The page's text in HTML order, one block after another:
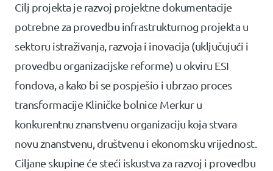
Cilj projekta je razvoj projektne dokumentacije
potrebne za provedbu infrastrukturnog projekta u
sektoru istraživanja, razvoja i inovacija (uključujući i
provedbu organizacijske reforme) u okviru ESI
fondova, a kako bi se pospješio i ubrzao proces
transformacije Kliničke bolnice Merkur u
konkurentnu znanstvenu organizaciju koja stvara
novu znanstvenu, društvenu i ekonomsku vrijednost.
Ciljane skupine će steći iskustva za razvoj i provedbu